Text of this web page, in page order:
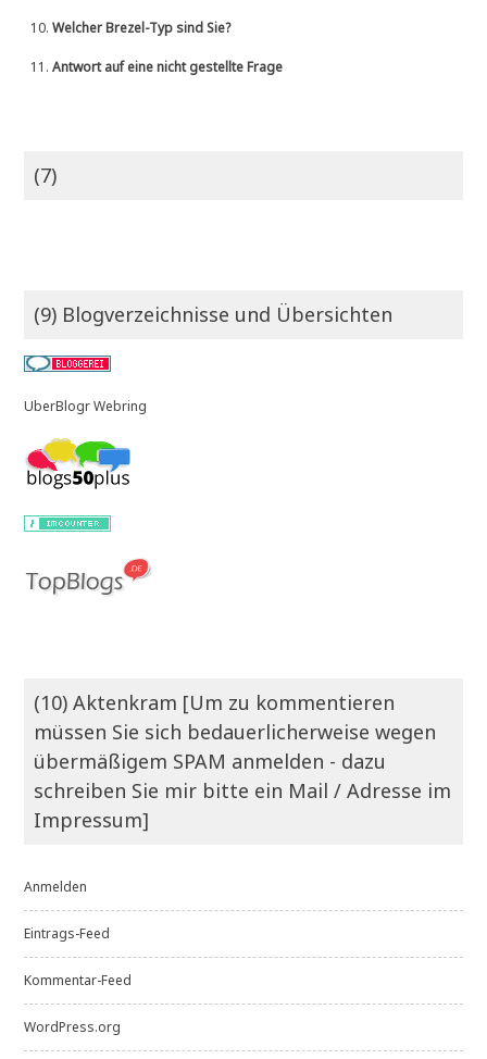
10.Welcher Brezel-Typ sind Sie?
11.Antwort auf eine nicht gestellte Frage
(7)
(9) Blogverzeichnisse und Übersichten
UberBlogr Webring
(10) Aktenkram [Um zu kommentieren
müssen Sie sich bedauerlicherweise wegen
übermäßigem SPAM anmelden - dazu
schreiben Sie mir bitte ein Mail / Adresse im
Impressum]
Anmelden
Eintrags-Feed
Kommentar-Feed
WordPress.org